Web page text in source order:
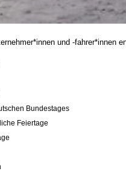
und -fahrer*innen
Bundestages
Feiertage